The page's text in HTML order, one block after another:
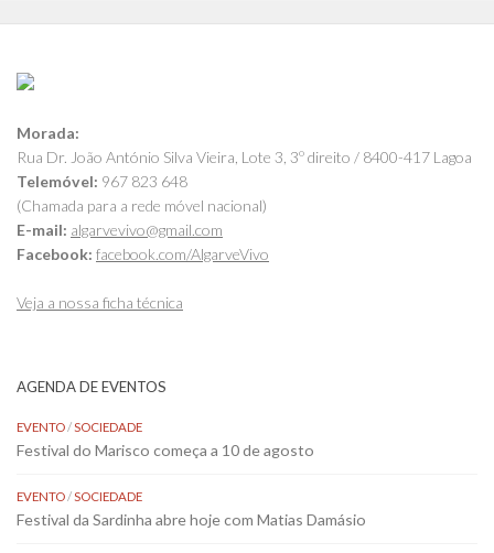
Morada:
Rua Dr. João António Silva Vieira, Lote 3, 3º direito / 8400-417 Lagoa
Telemóvel: 967 823 648
(Chamada para a rede móvel nacional)
E-mail: algarvevivo@gmail.com
Facebook: facebook.com/AlgarveVivo
Veja a nossa ficha técnica
AGENDA DE EVENTOS
EVENTO/SOCIEDADE
Festival do Marisco começa a 10 de agosto
EVENTO/SOCIEDADE
Festival da Sardinha abre hoje com Matias Damásio